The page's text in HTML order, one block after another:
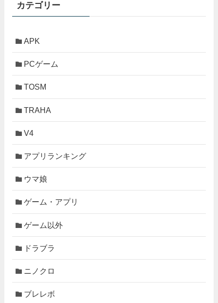
カテゴリー
APK
PCゲーム
TOSM
TRAHA
V4
アプリランキング
ウマ娘
ゲーム・アプリ
ゲーム以外
ドラブラ
ニノクロ
ブレレボ